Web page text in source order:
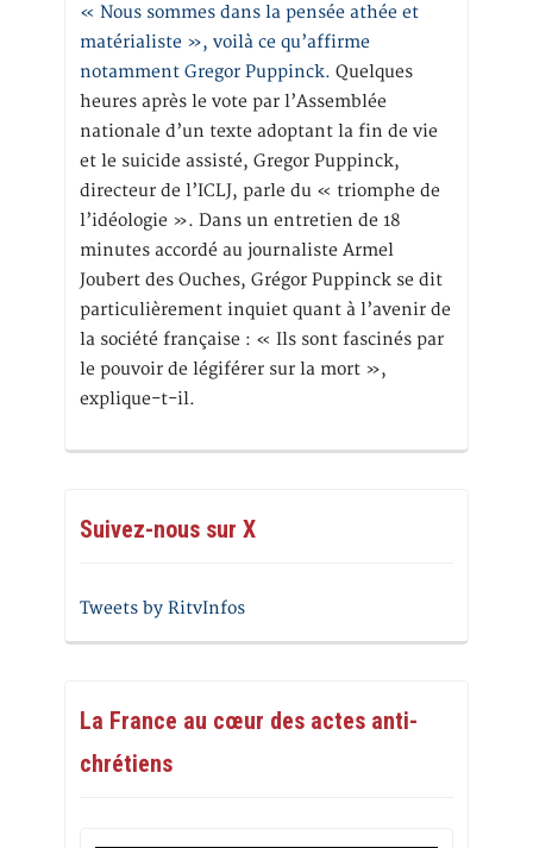
« Nous sommes dans la pensée athée et
matérialiste », voilà ce qu’affirme
notamment Gregor Puppinck. Quelques
heures après le vote par l’Assemblée
nationale d’un texte adoptant la fin de vie
et le suicide assisté, Gregor Puppinck,
directeur de l’ICLJ, parle du « triomphe de
l’idéologie ». Dans un entretien de 18
minutes accordé au journaliste Armel
Joubert des Ouches, Grégor Puppinck se dit
particulièrement inquiet quant à l’avenir de
la société française : « Ils sont fascinés par
le pouvoir de légiférer sur la mort »,
explique-t-il.
Suivez-nous sur X
Tweets by RitvInfos
La France au cœur des actes anti-
chrétiens